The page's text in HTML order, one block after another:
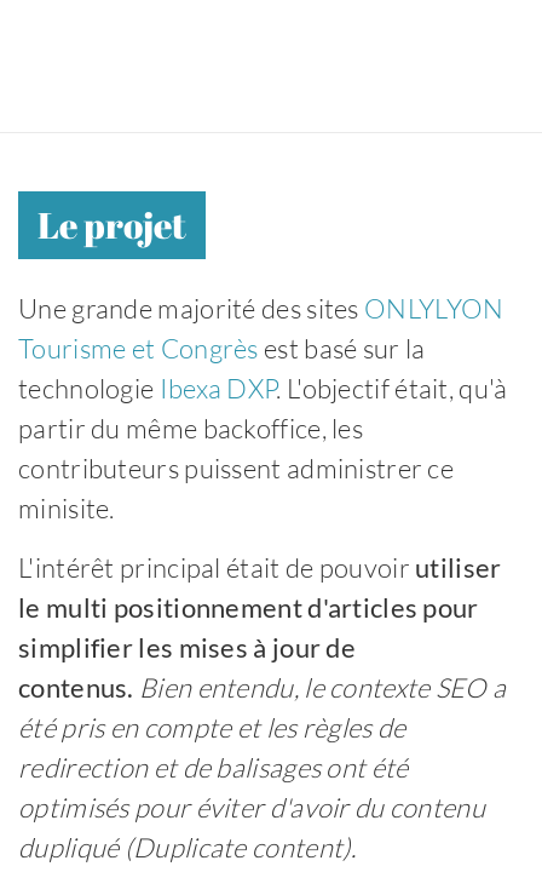
Le projet
Une grande majorité des sites ONLYLYON
Tourisme et Congrès est basé sur la
technologie Ibexa DXP. L'objectif était, qu'à
partir du même backoffice, les
contributeurs puissent administrer ce
minisite.
L'intérêt principal était de pouvoir utiliser
le multi positionnement d'articles pour
simplifier les mises à jour de
contenus. Bien entendu, le contexte SEO a
été pris en compte et les règles de
redirection et de balisages ont été
optimisés pour éviter d'avoir du contenu
dupliqué (Duplicate content).